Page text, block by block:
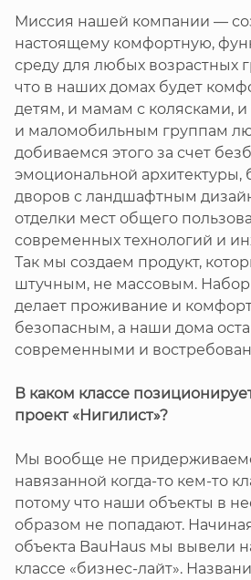
Миссия нашей компании —
настоящему комфортную,
среду для любых возрастных
что в наших домах будет
детям, и мамам с колясками,
и маломобильным группам
добиваемся этого за счет
эмоциональной архитектуры,
дворов с ландшафтным
отделки мест общего
современных технологий и
Так мы создаем продукт,
штучным, не массовым. Набор
делает проживание и
безопасным, а наши дома
современными и
В каком классе
проект «Нигилист»?
Мы вообще не
навязанной когда-то кем-то
потому что наши объекты в
образом не попадают.
объекта BauHaus мы вывели
классе «бизнес-лайт».